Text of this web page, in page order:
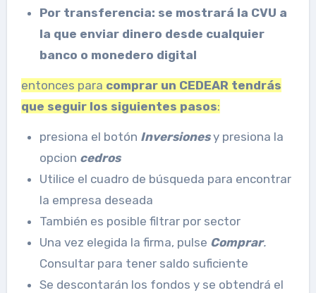
Por transferencia: se mostrará la CVU a
la que enviar dinero desde cualquier
banco o monedero digital
entonces para comprar un CEDEAR tendrás
que seguir los siguientes pasos:
presiona el botón Inversionesy presiona la
opcion cedros
Utilice el cuadro de búsqueda para encontrar
la empresa deseada
También es posible filtrar por sector
Una vez elegida la firma, pulse Comprar.
Consultar para tener saldo suficiente
Se descontarán los fondos y se obtendrá el